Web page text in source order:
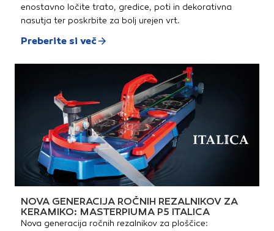
enostavno ločite trato, gredice, poti in dekorativna
nasutja ter poskrbite za bolj urejen vrt.
Preberite si več
NOVA GENERACIJA ROČNIH REZALNIKOV ZA
KERAMIKO: MASTERPIUMA P5 ITALICA
Nova generacija ročnih rezalnikov za ploščice: